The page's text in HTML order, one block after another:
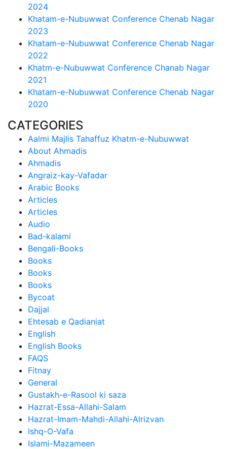
2024
Khatam-e-Nubuwwat Conference Chenab Nagar
2023
Khatam-e-Nubuwwat Conference Chenab Nagar
2022
Khatm-e-Nubuwwat Conference Chanab Nagar
2021
Khatam-e-Nubuwwat Conference Chenab Nagar
2020
CATEGORIES
Aalmi Majlis Tahaffuz Khatm-e-Nubuwwat
About Ahmadis
Ahmadis
Angraiz-kay-Vafadar
Arabic Books
Articles
Articles
Audio
Bad-kalami
Bengali-Books
Books
Books
Books
Bycoat
Dajjal
Ehtesab e Qadianiat
English
English Books
FAQS
Fitnay
General
Gustakh-e-Rasool ki saza
Hazrat-Essa-Allahi-Salam
Hazrat-Imam-Mahdi-Allahi-Alrizvan
Ishq-O-Vafa
Islami-Mazameen